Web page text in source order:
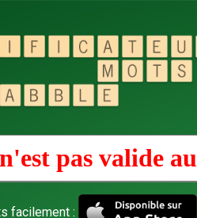
pas valide au
facilement :